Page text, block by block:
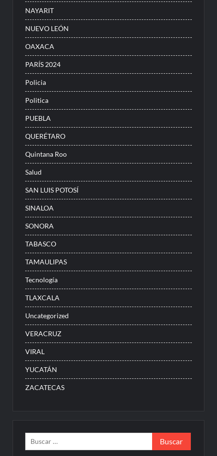
NAYARIT
NUEVO LEÓN
OAXACA
PARÍS 2024
Policia
Politica
PUEBLA
QUERÉTARO
Quintana Roo
Salud
SAN LUIS POTOSÍ
SINALOA
SONORA
TABASCO
TAMAULIPAS
Tecnología
TLAXCALA
Uncategorized
VERACRUZ
VIRAL
YUCATÁN
ZACATECAS
Buscar: